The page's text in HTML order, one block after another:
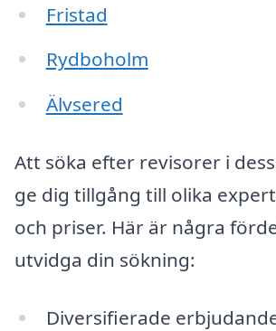
Fristad
Rydboholm
Älvsered
Att söka efter revisorer i
ge dig tillgång till olika
och priser. Här är några
utvidga din sökning:
Diversifierade